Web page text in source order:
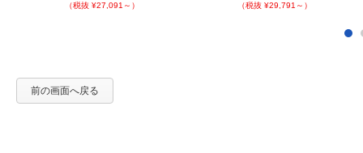
（税抜 ¥27,091～） （税抜 ¥29,791～）
前の画面へ戻る